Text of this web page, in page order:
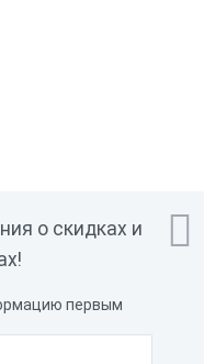

о скидках и
первым